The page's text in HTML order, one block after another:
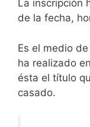
La inscripción
de la fecha,
Es el medio
ha realizado
ésta el título
casado.